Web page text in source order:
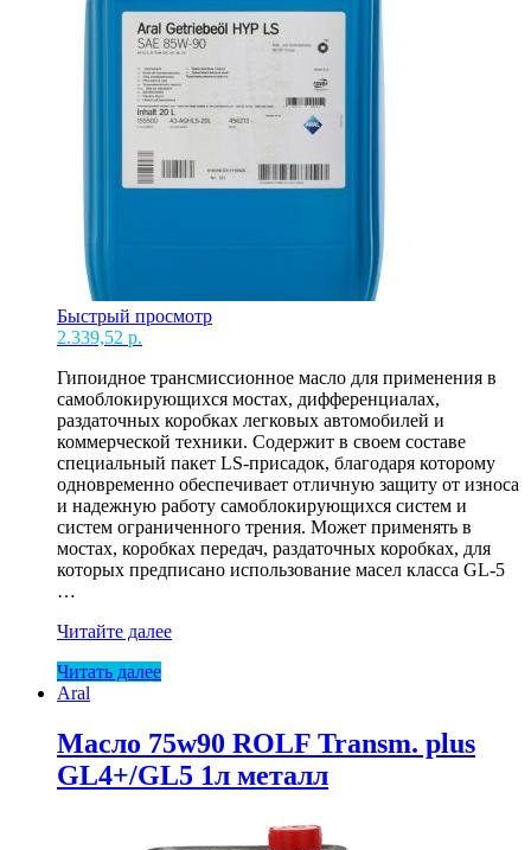
Быстрый просмотр
2.339,52 р.
Гипоидное трансмиссионное масло для применения в
самоблокирующихся мостах, дифференциалах,
раздаточных коробках легковых автомобилей и
коммерческой техники. Содержит в своем составе
специальный пакет LS-присадок, благодаря которому
одновременно обеспечивает отличную защиту от износа
и надежную работу самоблокирующихся систем и
систем ограниченного трения. Может применять в
мостах, коробках передач, раздаточных коробках, для
которых предписано использование масел класса GL-5
…
Масло
85W90
Getriebeol
LS
20л
Читайте далее
Читать далее
Aral
Масло 75w90 ROLF Transm. plus
GL4+/GL5 1л металл